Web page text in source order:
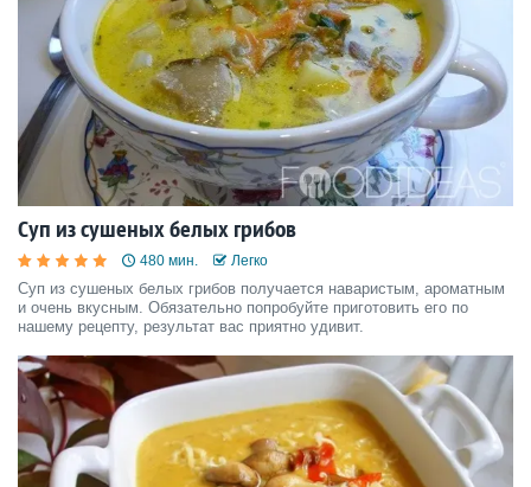
Суп из сушеных белых грибов
480 мин. Легко
Суп из сушеных белых грибов получается наваристым, ароматным
и очень вкусным. Обязательно попробуйте приготовить его по
нашему рецепту, результат вас приятно удивит.